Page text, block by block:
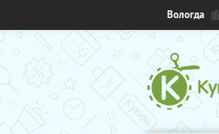
Вологда